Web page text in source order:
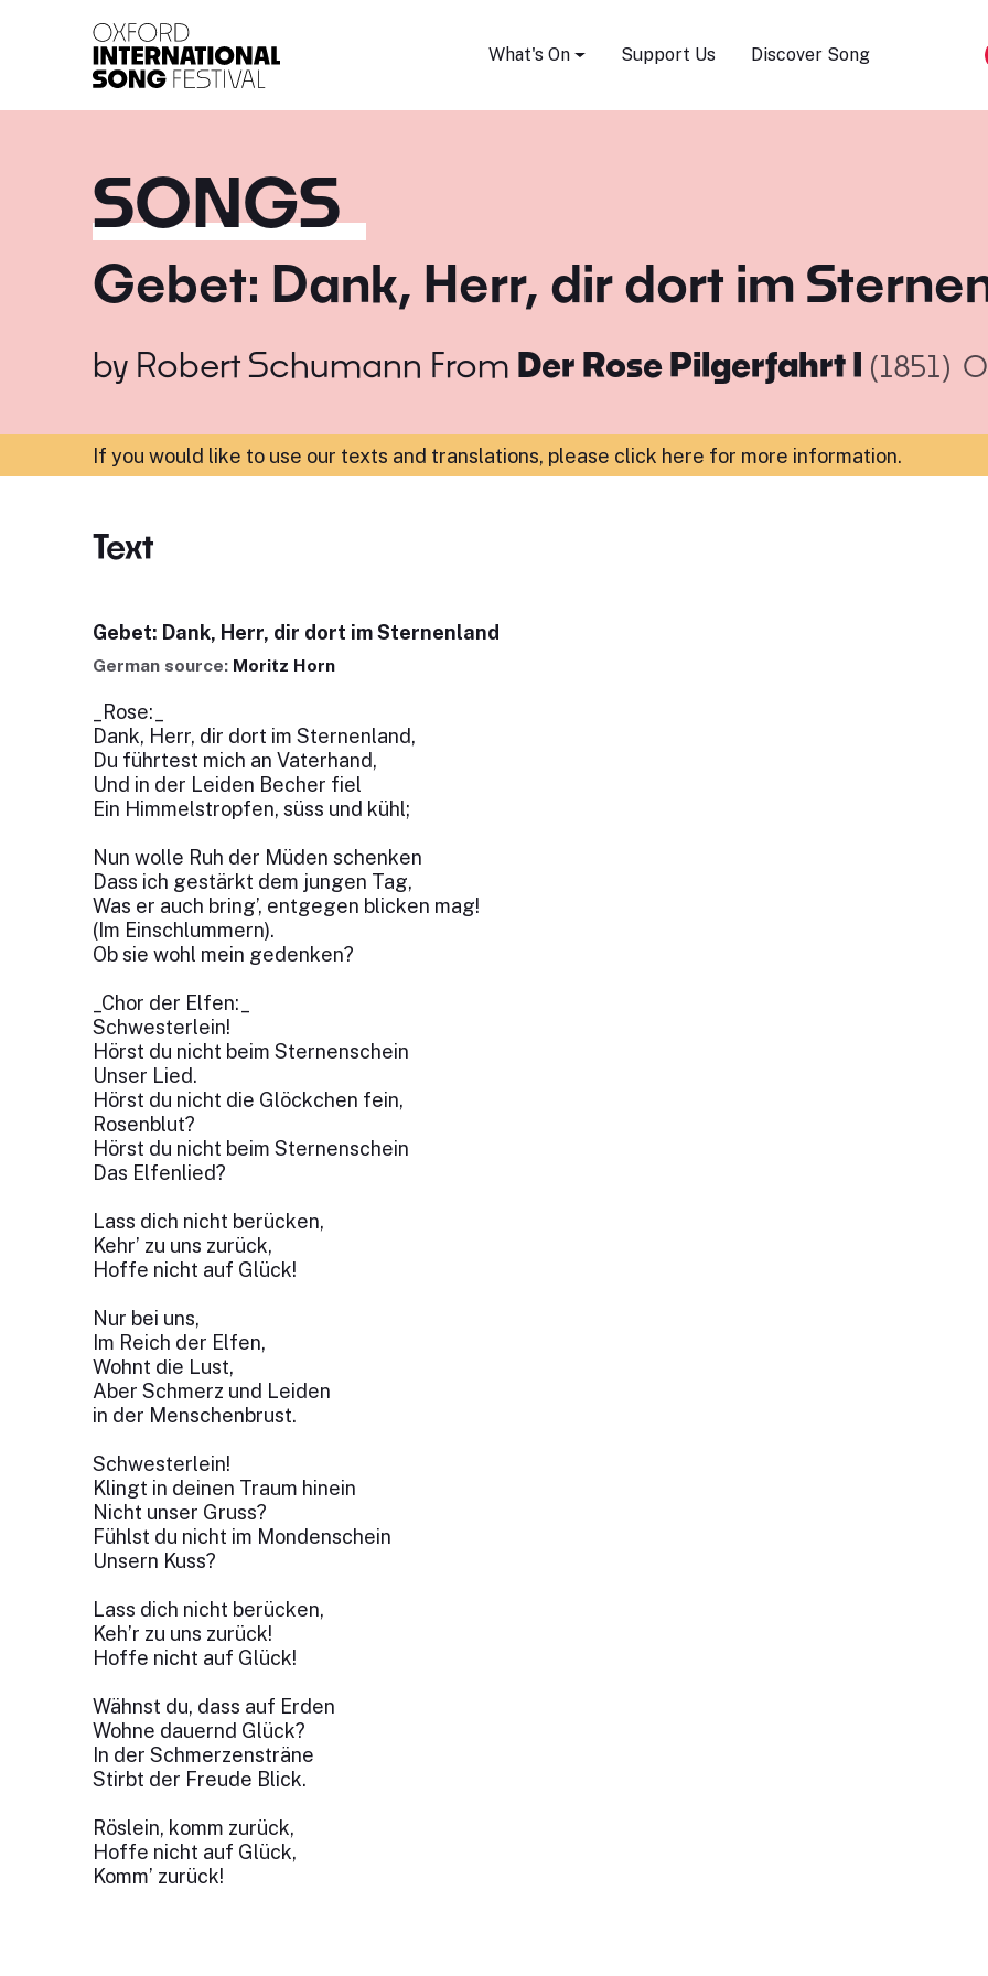
What's On Support Us Discover Song
SONGS
Gebet: Dank, Herr, dir dort im
by Robert Schumann From Der Rose Pilgerfahrt I (1851)
If you would like to use our texts and translations, please click here for more information.
Text
Gebet: Dank, Herr, dir dort im Sternenland
German source: Moritz Horn
_Rose:_
Dank, Herr, dir dort im Sternenland,
Du führtest mich an Vaterhand,
Und in der Leiden Becher fiel
Ein Himmelstropfen, süss und kühl;
Nun wolle Ruh der Müden schenken
Dass ich gestärkt dem jungen Tag,
Was er auch bring’, entgegen blicken mag!
(Im Einschlummern).
Ob sie wohl mein gedenken?
_Chor der Elfen:_
Schwesterlein!
Hörst du nicht beim Sternenschein
Unser Lied.
Hörst du nicht die Glöckchen fein,
Rosenblut?
Hörst du nicht beim Sternenschein
Das Elfenlied?
Lass dich nicht berücken,
Kehr’ zu uns zurück,
Hoffe nicht auf Glück!
Nur bei uns,
Im Reich der Elfen,
Wohnt die Lust,
Aber Schmerz und Leiden
in der Menschenbrust.
Schwesterlein!
Klingt in deinen Traum hinein
Nicht unser Gruss?
Fühlst du nicht im Mondenschein
Unsern Kuss?
Lass dich nicht berücken,
Keh’r zu uns zurück!
Hoffe nicht auf Glück!
Wähnst du, dass auf Erden
Wohne dauernd Glück?
In der Schmerzensträne
Stirbt der Freude Blick.
Röslein, komm zurück,
Hoffe nicht auf Glück,
Komm’ zurück!